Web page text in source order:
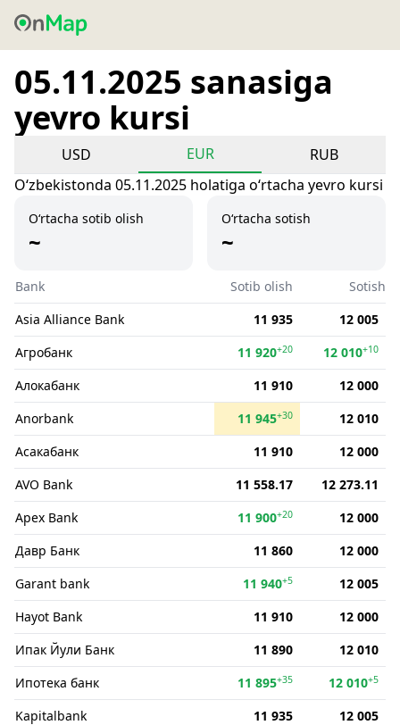
05.11.2025 sanasiga
yevro kursi
USD EUR
RUB
Oʻzbekistonda 05.11.2025 holatiga oʻrtacha yevro kursi
O‘rtacha sotib olish
~
O‘rtacha sotish
~
Bank Sotib olish
Sotish
Asia Alliance Bank
11 935
12 005
Агробанк
11 920+20 12 010+10
Алокабанк 11 910
12 000
Anorbank
11 945+30
12 010
Асакабанк
11 910
12 000
AVO Bank
11 558.17
12 273.11
Apex Bank
11 900+20
12 000
Давр Банк
11 860
12 000
Garant bank
11 940+5
12 005
Hayot Bank
11 910
12 000
Ипак Йули Банк
11 890
12 010
Ипотека банк
11 895+35 12 010+5
Kapitalbank 11 935
12 005